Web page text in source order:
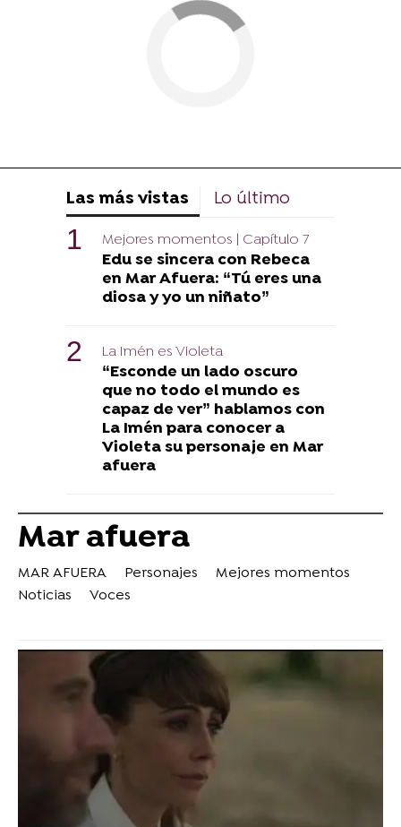
Las más vistas Lo último
Mejores momentos | Capítulo 7
Edu se sincera con Rebeca
en Mar Afuera: “Tú eres una
diosa y yo un niñato”
La Imén es Violeta
“Esconde un lado oscuro
que no todo el mundo es
capaz de ver” hablamos con
La Imén para conocer a
Violeta su personaje en Mar
afuera
Mar afuera
MAR AFUERA Personajes
Mejores momentos
Noticias
Voces